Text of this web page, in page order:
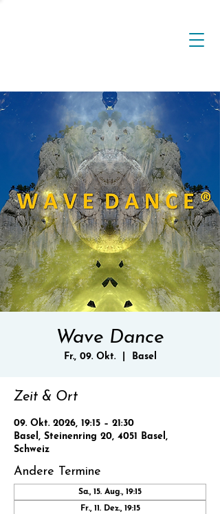
Wave Dance
Fr., 09. Okt.
  |
Basel
Zeit & Ort
09. Okt. 2026, 19:15 – 21:30
Basel, Steinenring 20, 4051 Basel,
Schweiz
Andere Termine
Sa., 15. Aug., 19:15
Fr., 11. Dez., 19:15